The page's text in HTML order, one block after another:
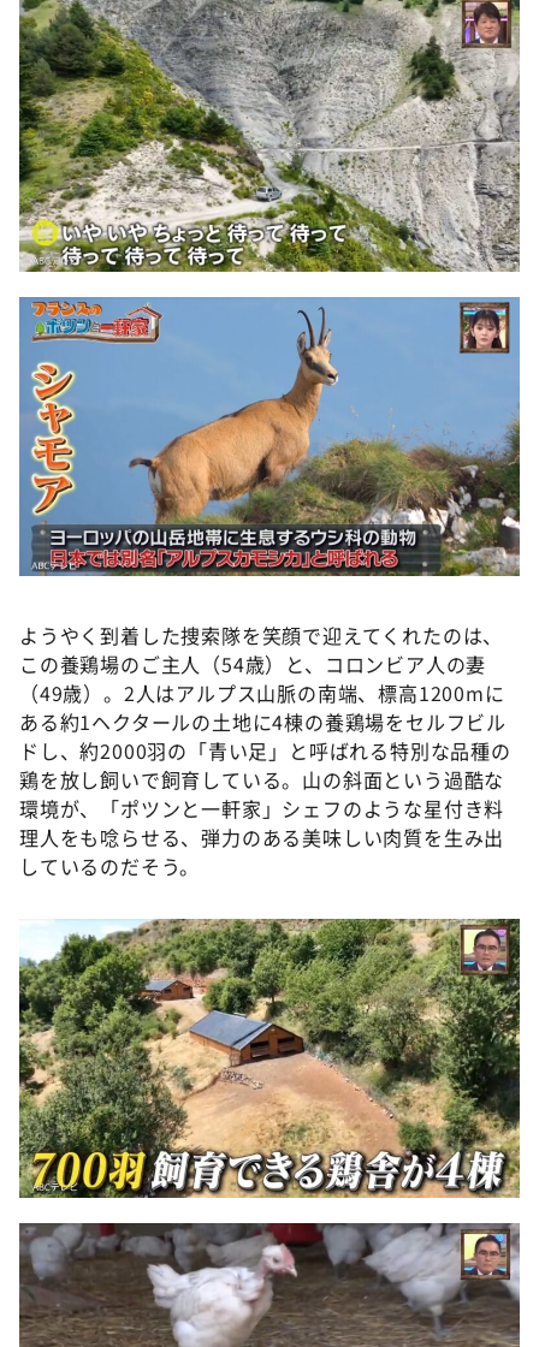
ようやく到着した捜索隊を笑顔で迎えてくれたのは、
この養鶏場のご主人（54歳）と、コロンビア人の妻
（49歳）。2人はアルプス山脈の南端、標高1200mに
ある約1ヘクタールの土地に4棟の養鶏場をセルフビル
ドし、約2000羽の「青い足」と呼ばれる特別な品種の
鶏を放し飼いで飼育している。山の斜面という過酷な
環境が、「ポツンと一軒家」シェフのような星付き料
理人をも唸らせる、弾力のある美味しい肉質を生み出
しているのだそう。